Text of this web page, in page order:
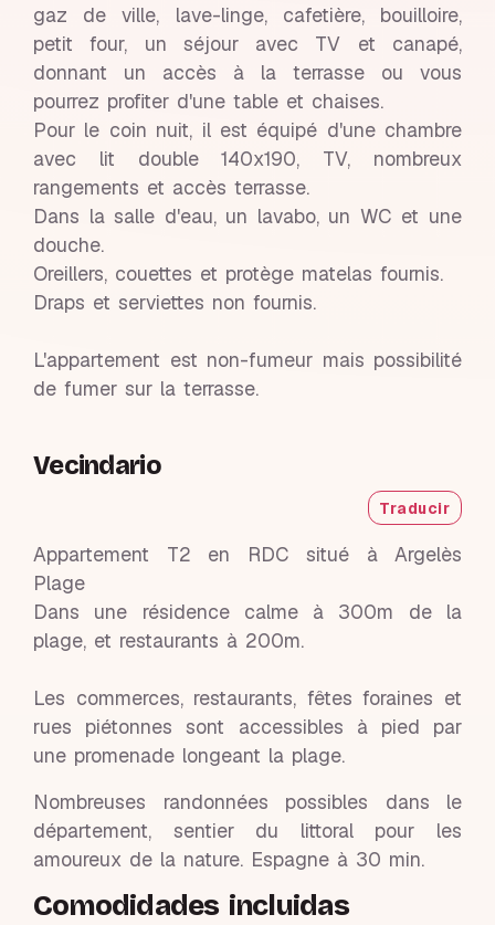
gaz de ville, lave-linge, cafetière, bouilloire,
petit four, un séjour avec TV et canapé,
donnant un accès à la terrasse ou vous
pourrez profiter d'une table et chaises.
Pour le coin nuit, il est équipé d'une chambre
avec lit double 140x190, TV, nombreux
rangements et accès terrasse.
Dans la salle d'eau, un lavabo, un WC et une
douche.
Oreillers, couettes et protège matelas fournis.
Draps et serviettes non fournis.
L'appartement est non-fumeur mais possibilité
de fumer sur la terrasse.
Vecindario
Traducir
Appartement T2 en RDC situé à Argelès
Plage
Dans une résidence calme à 300m de la
plage, et restaurants à 200m.
Les commerces, restaurants, fêtes foraines et
rues piétonnes sont accessibles à pied par
une promenade longeant la plage.
Nombreuses randonnées possibles dans le
département, sentier du littoral pour les
amoureux de la nature. Espagne à 30 min.
Comodidades incluidas